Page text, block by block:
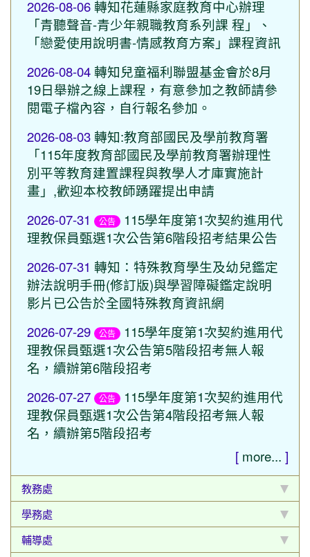
2026-08-06轉知花蓮縣家庭教育中心辦理
「青聽聲音-青少年親職教育系列課 程」、
「戀愛使用說明書-情感教育方案」課程資訊
2026-08-04轉知兒童福利聯盟基金會於8月
19日舉辦之線上課程，有意參加之教師請參
閱電子檔內容，自行報名參加。
2026-08-03轉知:教育部國民及學前教育署
「115年度教育部國民及學前教育署辦理性
別平等教育建置課程與教學人才庫實施計
畫」,歡迎本校教師踴躍提出申請
2026-07-31
公告
115學年度第1次契約進用代
理教保員甄選1次公告第6階段招考結果公告
2026-07-31 轉知：特殊教育學生及幼兒鑑定
辦法說明手冊(修訂版)與學習障礙鑑定說明
影片已公告於全國特殊教育資訊網
2026-07-29
公告
115學年度第1次契約進用代
理教保員甄選1次公告第5階段招考無人報
名，續辦第6階段招考
2026-07-27
公告
115學年度第1次契約進用代
理教保員甄選1次公告第4階段招考無人報
名，續辦第5階段招考
[ more... ]
教務處
學務處
輔導處
兒童節才藝表演15.jpg